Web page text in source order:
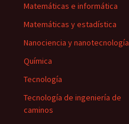
Matemáticas e informática
Matemáticas y estadística
Nanociencia y nanotecnología
Química
Tecnología
Tecnología de ingeniería de
caminos